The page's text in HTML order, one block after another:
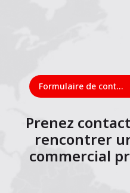
Formulaire de contact
Prenez
rencontrer
commercial